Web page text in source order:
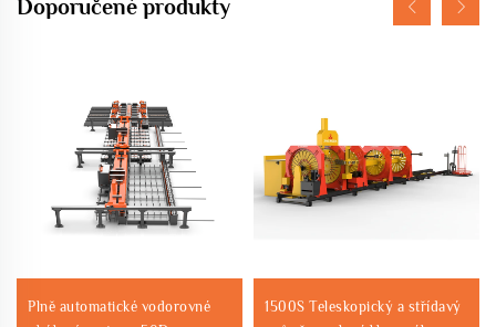
Doporučené produkty
Plně automatické vodorovné
1500S Teleskopický a střídavý